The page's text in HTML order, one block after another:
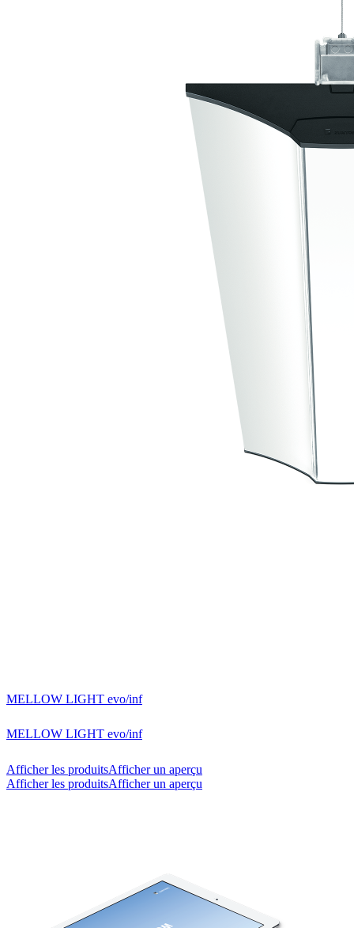
MELLOW LIGHT evo/inf
MELLOW LIGHT evo/inf
Afficher les produitsAfficher un aperçu
Afficher les produitsAfficher un aperçu